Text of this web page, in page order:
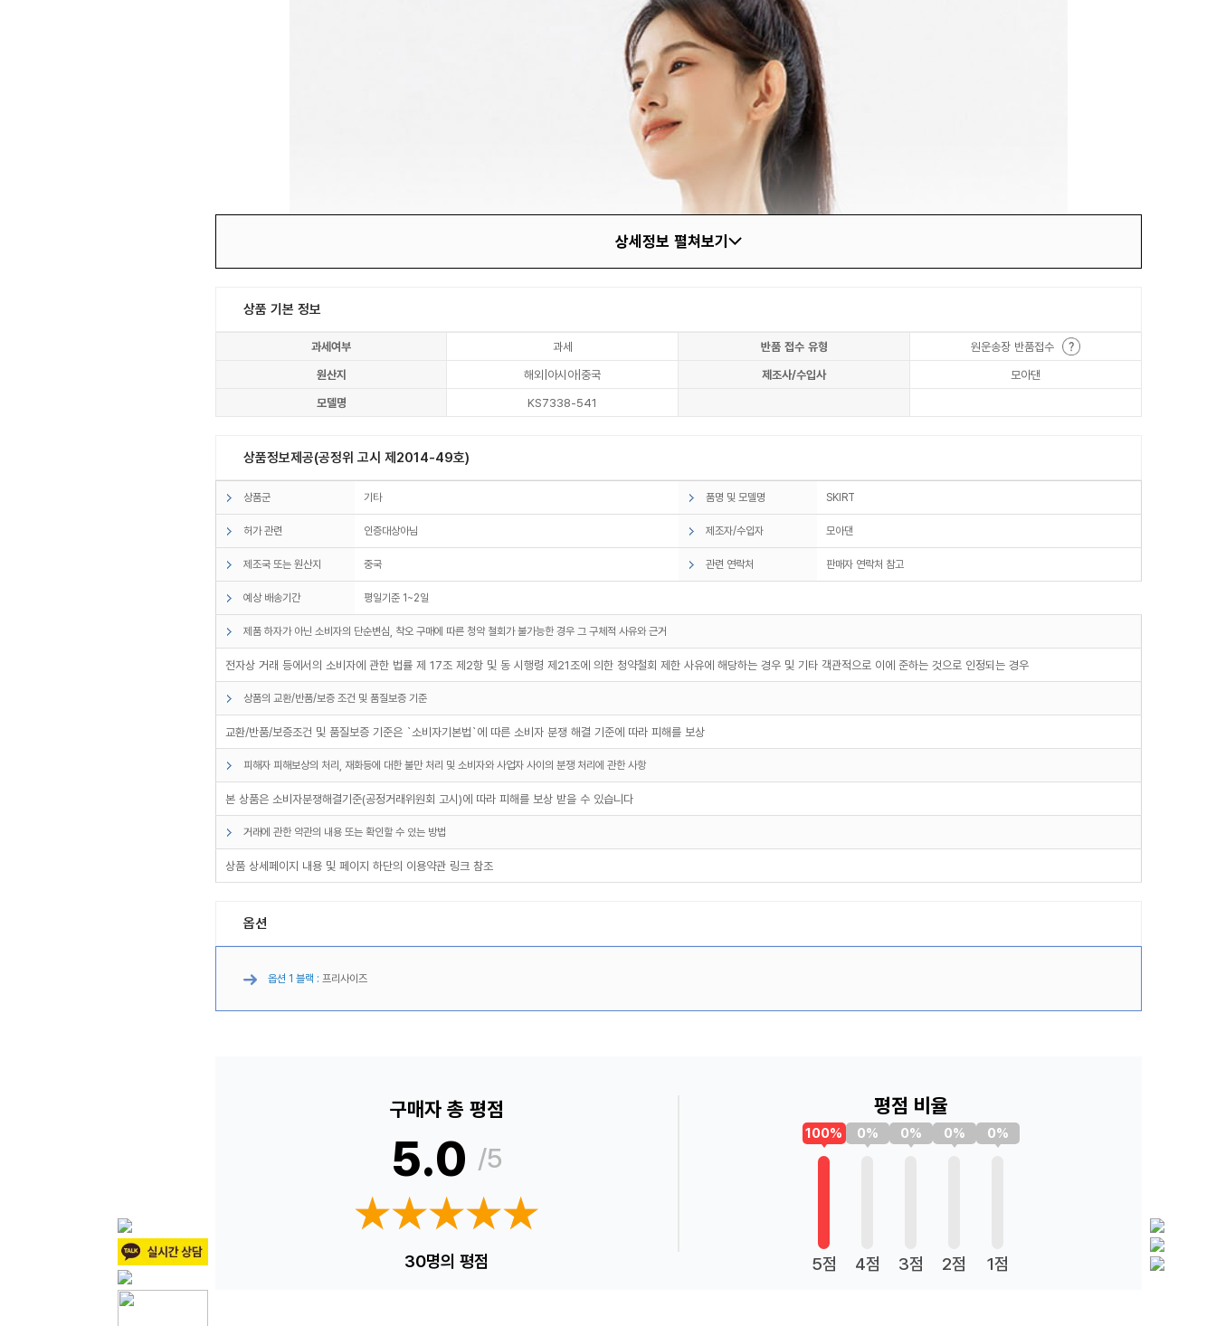
상세정보 펼쳐보기
상품 기본 정보
과세여부 과세 반품 접수 유형
원운송장 반품접수
원산지
해외|아시아|중국 제조사/수입사
모아댄
모델명
KS7338-541
상품정보제공(공정위 고시 제2014-49호)
상품군 기타 품명 및 모델명 SKIRT
허가 관련 인증대상아님 제조자/수입자 모아댄
제조국 또는 원산지 중국 관련 연락처 판매자 연락처 참고
예상 배송기간 평일기준 1~2일
제품 하자가 아닌 소비자의 단순변심, 착오 구매에 따른 청약 철회가 불가능한 경우 그 구체적 사유와 근거
전자상 거래 등에서의 소비자에 관한 법률 제 17조 제2항 및 동 시행령 제21조에 의한 청약철회 제한 사유에 해당하는 경우 및 기타 객관적으로 이에 준하는 것으로 인정되는 경우
상품의 교환/반품/보증 조건 및 품질보증 기준
교환/반품/보증조건 및 품질보증 기준은 `소비자기본법`에 따른 소비자 분쟁 해결 기준에 따라 피해를 보상
피해자 피해보상의 처리, 재화등에 대한 불만 처리 및 소비자와 사업자 사이의 분쟁 처리에 관한 사항
본 상품은 소비자분쟁해결기준(공정거래위원회 고시)에 따라 피해를 보상 받을 수 있습니다
거래에 관한 약관의 내용 또는 확인할 수 있는 방법
상품 상세페이지 내용 및 페이지 하단의 이용약관 링크 참조
옵션
옵션 1 블랙 : 프리사이즈
구매자 총 평점
5.0 /5
★★★★★
★★★★★
30명의 평점
평점 비율
100%
5점
0%
4점
0%
3점
0%
2점
0%
1점